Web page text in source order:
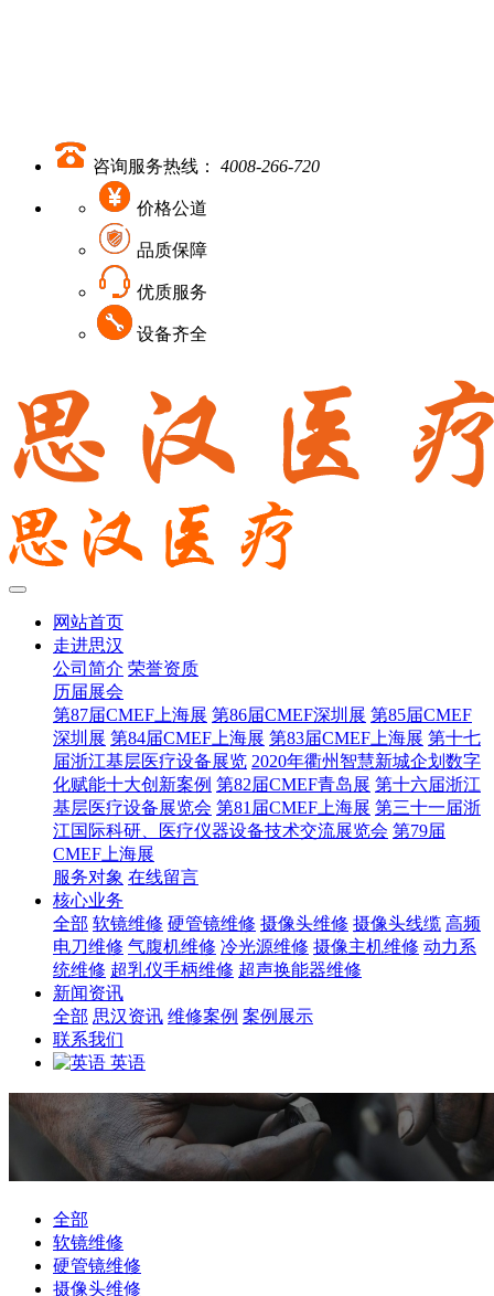
咨询服务热线： 4008-266-720
价格公道
品质保障
优质服务
设备齐全
网站首页
走进思汉
公司简介 荣誉资质
历届展会
第87届CMEF上海展 第86届CMEF深圳展 第85届CMEF
深圳展 第84届CMEF上海展 第83届CMEF上海展 第十七
届浙江基层医疗设备展览 2020年衢州智慧新城企划数字
化赋能十大创新案例 第82届CMEF青岛展 第十六届浙江
基层医疗设备展览会 第81届CMEF上海展 第三十一届浙
江国际科研、医疗仪器设备技术交流展览会 第79届
CMEF上海展
服务对象 在线留言
核心业务
全部 软镜维修 硬管镜维修 摄像头维修 摄像头线缆 高频
电刀维修 气腹机维修 冷光源维修 摄像主机维修 动力系
统维修 超乳仪手柄维修 超声换能器维修
新闻资讯
全部 思汉资讯 维修案例 案例展示
联系我们
英语
全部
软镜维修
硬管镜维修
摄像头维修